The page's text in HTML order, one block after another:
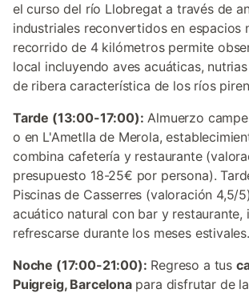
el curso del río Llobregat a través de
industriales reconvertidos en espacios
recorrido de 4 kilómetros permite
local incluyendo aves acuáticas,
de ribera característica de los ríos
Tarde (13:00-17:00): Almuerzo
o en L'Ametlla de Merola,
combina cafetería y restaurante
presupuesto 18-25€ por persona).
Piscinas de Casserres (valoración 4,5/
acuático natural con bar y restaurante,
refrescarse durante los meses estivales.
Noche (17:00-21:00): Regreso a tus
Puigreig, Barcelonapara disfrutar de